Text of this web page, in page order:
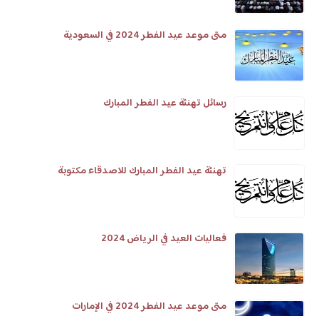
متى موعد عيد الفطر 2024 في السعودية
رسائل تهنئة عيد الفطر المبارك
تهنئة عيد الفطر المبارك للاصدقاء مكتوبة
فعاليات العيد في الرياض 2024
متى موعد عيد الفطر 2024 في الإمارات